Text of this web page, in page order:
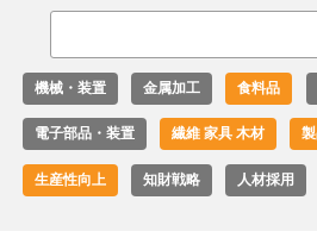
機械・装置 金属加工 食料品
電子部品・装置 繊維 家具 木材
生産性向上 知財戦略 人材採用